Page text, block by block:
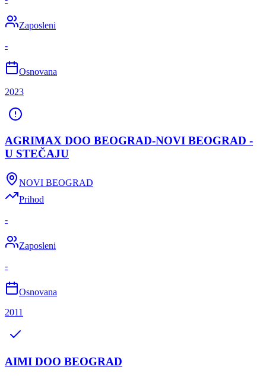
Zaposleni
-
Osnovana
2023
AGRIMAX DOO BEOGRAD-NOVI BEOGRAD -
U STEČAJU
NOVI BEOGRAD
Prihod
-
Zaposleni
-
Osnovana
2011
AIMI DOO BEOGRAD